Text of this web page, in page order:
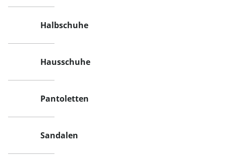
Halbschuhe
Hausschuhe
Pantoletten
Sandalen